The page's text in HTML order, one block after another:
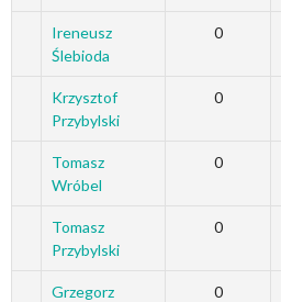
Ireneusz
Ślebioda
0
Krzysztof
Przybylski
0
Tomasz
Wróbel
0
Tomasz
Przybylski
0
Grzegorz
0